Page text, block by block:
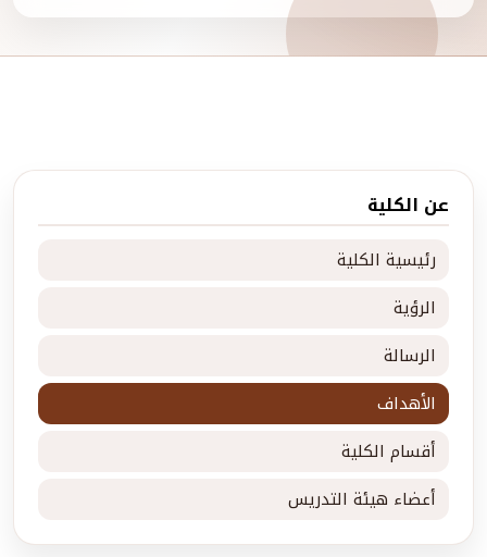
عن الكلية
رئيسية الكلية
الرؤية
الرسالة
الأهداف
أقسام الكلية
أعضاء هيئة التدريس